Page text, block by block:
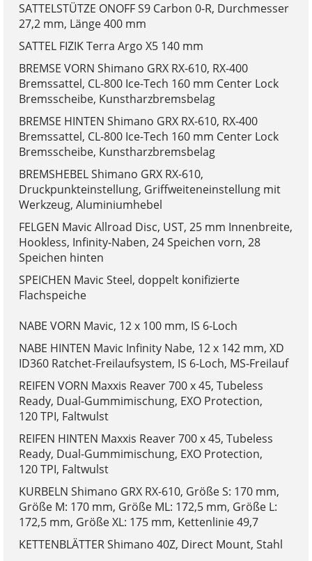
SATTELSTÜTZE ONOFF S9 Carbon 0-R, Durchmesser
27,2 mm, Länge 400 mm
SATTEL FIZIK Terra Argo X5 140 mm
BREMSE VORN Shimano GRX RX-610, RX-400
Bremssattel, CL-800 Ice-Tech 160 mm Center Lock
Bremsscheibe, Kunstharzbremsbelag
BREMSE HINTEN Shimano GRX RX-610, RX-400
Bremssattel, CL-800 Ice-Tech 160 mm Center Lock
Bremsscheibe, Kunstharzbremsbelag
BREMSHEBEL Shimano GRX RX-610,
Druckpunkteinstellung, Griffweiteneinstellung mit
Werkzeug, Aluminiumhebel
FELGEN Mavic Allroad Disc, UST, 25 mm Innenbreite,
Hookless, Infinity-Naben, 24 Speichen vorn, 28
Speichen hinten
SPEICHEN Mavic Steel, doppelt konifizierte
Flachspeiche
NABE VORN Mavic, 12 x 100 mm, IS 6-Loch
NABE HINTEN Mavic Infinity Nabe, 12 x 142 mm, XD
ID360 Ratchet-Freilaufsystem, IS 6-Loch, MS-Freilauf
REIFEN VORN Maxxis Reaver 700 x 45, Tubeless
Ready, Dual-Gummimischung, EXO Protection,
120 TPI, Faltwulst
REIFEN HINTEN Maxxis Reaver 700 x 45, Tubeless
Ready, Dual-Gummimischung, EXO Protection,
120 TPI, Faltwulst
KURBELN Shimano GRX RX-610, Größe S: 170 mm,
Größe M: 170 mm, Größe ML: 172,5 mm, Größe L:
172,5 mm, Größe XL: 175 mm, Kettenlinie 49,7
KETTENBLÄTTER Shimano 40Z, Direct Mount, Stahl